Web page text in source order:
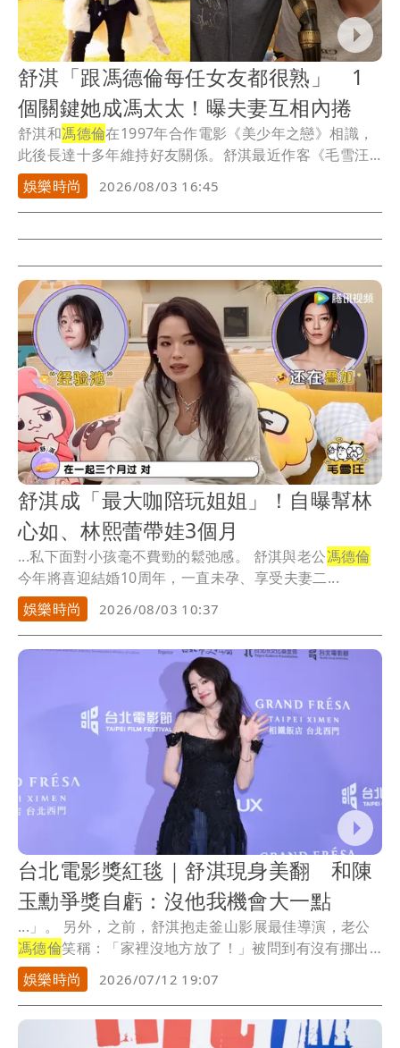
舒淇「跟馮德倫每任女友都很熟」 1
個關鍵她成馮太太！曝夫妻互相內捲
舒淇和馮德倫在1997年合作電影《美少年之戀》相識，
此後長達十多年維持好友關係。舒淇最近作客《毛雪汪...
娛樂時尚
2026/08/03 16:45
舒淇成「最大咖陪玩姐姐」！自曝幫林
心如、林熙蕾帶娃3個月
...私下面對小孩毫不費勁的鬆弛感。 舒淇與老公馮德倫
今年將喜迎結婚10周年，一直未孕、享受夫妻二...
娛樂時尚
2026/08/03 10:37
台北電影獎紅毯｜舒淇現身美翻 和陳
玉勳爭獎自虧：沒他我機會大一點
...」。 另外，之前，舒淇抱走釜山影展最佳導演，老公
馮德倫笑稱：「家裡沒地方放了！」被問到有沒有挪出
空...
娛樂時尚 2026/07/12 19:07